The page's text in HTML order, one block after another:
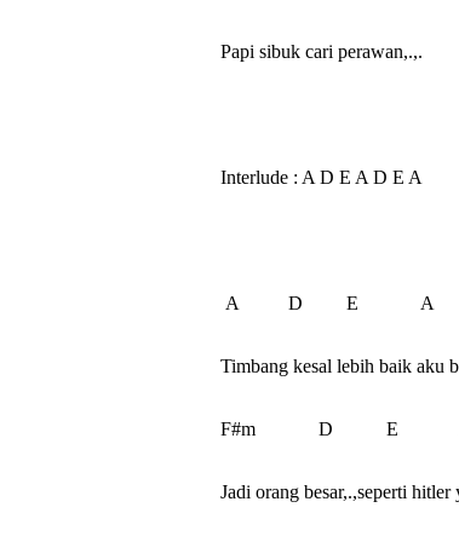
Papi sibuk cari perawan,.,.
Interlude : A D E A D E A
A          D         E             A
Timbang kesal lebih baik aku
F#m             D           E
Jadi orang besar,.,seperti hitler